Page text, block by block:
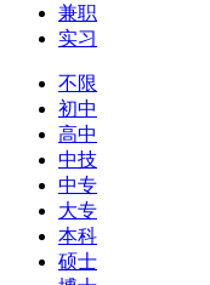
兼职
实习
不限
初中
高中
中技
中专
大专
本科
硕士